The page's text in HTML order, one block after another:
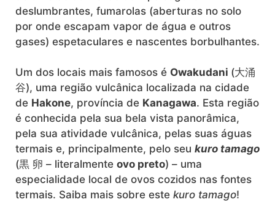
deslumbrantes, fumarolas (aberturas no solo
por onde escapam vapor de água e outros
gases) espetaculares e nascentes borbulhantes.
Um dos locais mais famosos é Owakudani (大涌
谷), uma região vulcânica localizada na cidade
de Hakone, província de Kanagawa. Esta região
é conhecida pela sua bela vista panorâmica,
pela sua atividade vulcânica, pelas suas águas
termais e, principalmente, pelo seu kuro tamago
(黒 卵 – literalmente ovo preto) – uma
especialidade local de ovos cozidos nas fontes
termais. Saiba mais sobre este kuro tamago!